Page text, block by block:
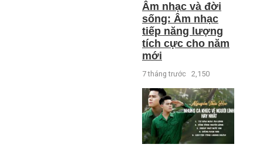
Âm nhạc và đời
sống: Âm nhạc
tiếp năng lượng
tích cực cho năm
mới
7 tháng trước 2,150